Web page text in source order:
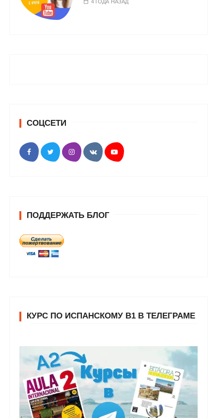
4 ГОДА НАЗАД
СОЦСЕТИ
ПОДДЕРЖАТЬ БЛОГ
КУРС ПО ИСПАНСКОМУ В1 В ТЕЛЕГРАМЕ